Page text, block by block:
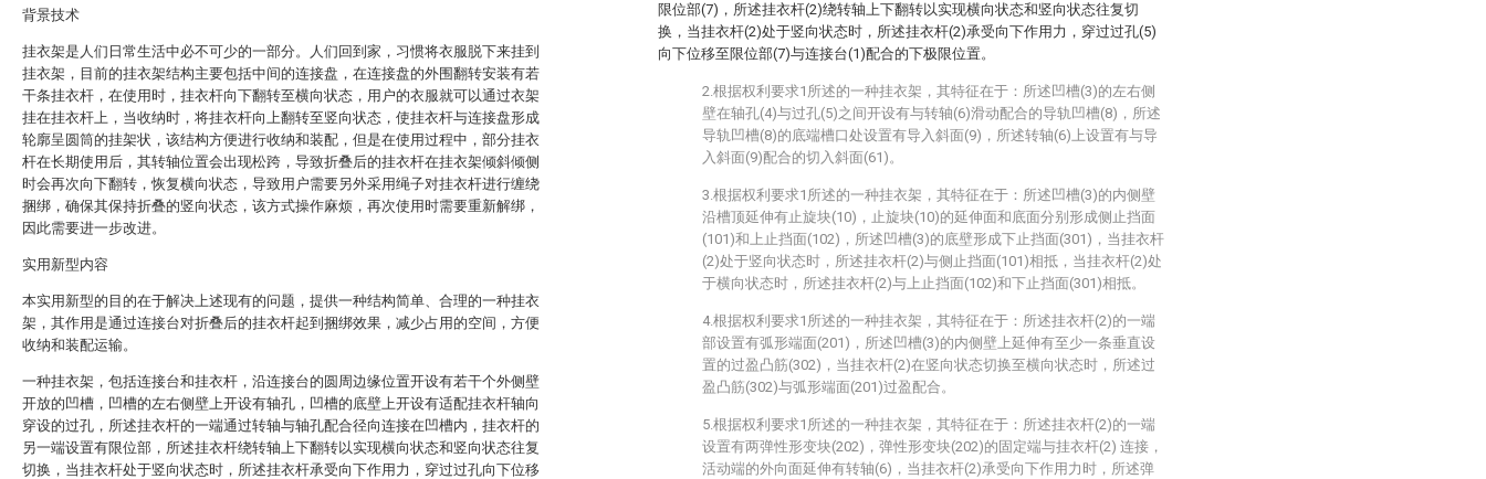
背景技术
挂衣架是人们日常生活中必不可少的一部分。人们回到家，习惯将衣服脱下来挂到
挂衣架，目前的挂衣架结构主要包括中间的连接盘，在连接盘的外围翻转安装有若
干条挂衣杆，在使用时，挂衣杆向下翻转至横向状态，用户的衣服就可以通过衣架
挂在挂衣杆上，当收纳时，将挂衣杆向上翻转至竖向状态，使挂衣杆与连接盘形成
轮廓呈圆筒的挂架状，该结构方便进行收纳和装配，但是在使用过程中，部分挂衣
杆在长期使用后，其转轴位置会出现松跨，导致折叠后的挂衣杆在挂衣架倾斜倾侧
时会再次向下翻转，恢复横向状态，导致用户需要另外采用绳子对挂衣杆进行缠绕
捆绑，确保其保持折叠的竖向状态，该方式操作麻烦，再次使用时需要重新解绑，
因此需要进一步改进。
实用新型内容
本实用新型的目的在于解决上述现有的问题，提供一种结构简单、合理的一种挂衣
架，其作用是通过连接台对折叠后的挂衣杆起到捆绑效果，减少占用的空间，方便
收纳和装配运输。
一种挂衣架，包括连接台和挂衣杆，沿连接台的圆周边缘位置开设有若干个外侧壁
开放的凹槽，凹槽的左右侧壁上开设有轴孔，凹槽的底壁上开设有适配挂衣杆轴向
穿设的过孔，所述挂衣杆的一端通过转轴与轴孔配合径向连接在凹槽内，挂衣杆的
另一端设置有限位部，所述挂衣杆绕转轴上下翻转以实现横向状态和竖向状态往复
切换，当挂衣杆处于竖向状态时，所述挂衣杆承受向下作用力，穿过过孔向下位移
限位部(7)，所述挂衣杆(2)绕转轴上下翻转以实现横向状态和竖向状态往复切
换，当挂衣杆(2)处于竖向状态时，所述挂衣杆(2)承受向下作用力，穿过过孔(5)
向下位移至限位部(7)与连接台(1)配合的下极限位置。
2.根据权利要求1所述的一种挂衣架，其特征在于：所述凹槽(3)的左右侧
壁在轴孔(4)与过孔(5)之间开设有与转轴(6)滑动配合的导轨凹槽(8)，所述
导轨凹槽(8)的底端槽口处设置有导入斜面(9)，所述转轴(6)上设置有与导
入斜面(9)配合的切入斜面(61)。
3.根据权利要求1所述的一种挂衣架，其特征在于：所述凹槽(3)的内侧壁
沿槽顶延伸有止旋块(10)，止旋块(10)的延伸面和底面分别形成侧止挡面
(101)和上止挡面(102)，所述凹槽(3)的底壁形成下止挡面(301)，当挂衣杆
(2)处于竖向状态时，所述挂衣杆(2)与侧止挡面(101)相抵，当挂衣杆(2)处
于横向状态时，所述挂衣杆(2)与上止挡面(102)和下止挡面(301)相抵。
4.根据权利要求1所述的一种挂衣架，其特征在于：所述挂衣杆(2)的一端
部设置有弧形端面(201)，所述凹槽(3)的内侧壁上延伸有至少一条垂直设
置的过盈凸筋(302)，当挂衣杆(2)在竖向状态切换至横向状态时，所述过
盈凸筋(302)与弧形端面(201)过盈配合。
5.根据权利要求1所述的一种挂衣架，其特征在于：所述挂衣杆(2)的一端
设置有两弹性形变块(202)，弹性形变块(202)的固定端与挂衣杆(2) 连接，
活动端的外向面延伸有转轴(6)，当挂衣杆(2)承受向下作用力时，所述弹